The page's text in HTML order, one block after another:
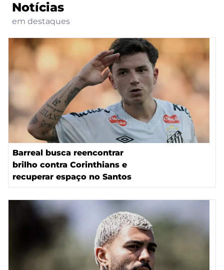
Notícias
em destaques
Barreal busca reencontrar
brilho contra Corinthians e
recuperar espaço no Santos